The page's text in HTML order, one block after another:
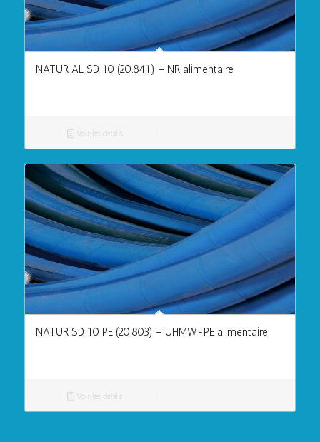
NATUR AL SD 10 (20.841) – NR alimentaire
NATUR SD 10 PE (20.803) – UHMW-PE alimentaire